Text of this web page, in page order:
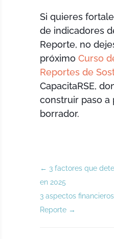
Si quieres
de indicadores
Reporte, no
próximoCurso
Reportes de
CapacitaRSE,
construir paso a
borrador.
← 3 factores que
en 2025
3 aspectos
Reporte →